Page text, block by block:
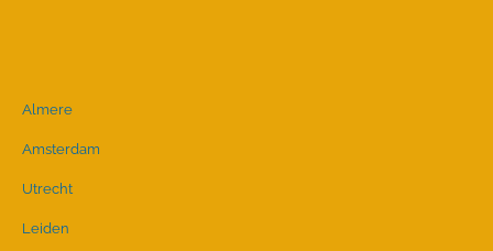
Almere
Amsterdam
Utrecht
Leiden